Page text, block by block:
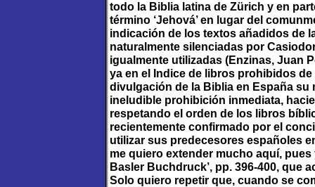
todo la Biblia latina de Zürich y en
término ‘Jehová’ en lugar del
indicación de los textos añadidos de
naturalmente silenciadas por
igualmente utilizadas (Enzinas, Juan
ya en el Indice de libros prohibidos
divulgación de la Biblia en España
ineludible prohibición inmediata,
respetando el orden de los libros
recientemente confirmado por el
utilizar sus predecesores españoles
me quiero extender mucho aquí,
Basler Buchdruck’, pp. 396-400, que
Solo quiero repetir que, cuando se